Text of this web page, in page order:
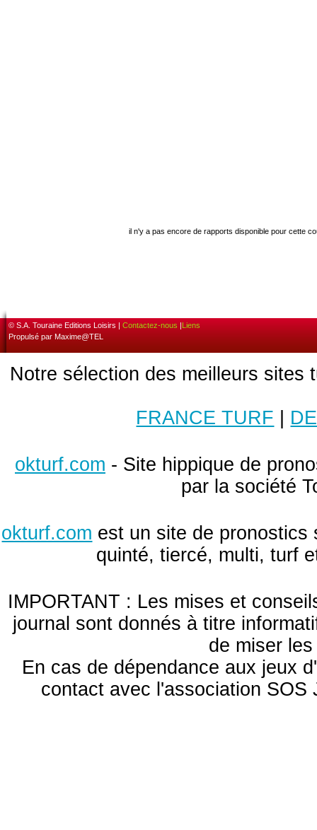
il n'y a pas encore de rapports disponible pour cette
© S.A. Touraine Editions Loisirs | Contactez-nous |Liens
Propulsé par Maxime@TEL
Notre sélection des meilleurs sites
FRANCE TURF
okturf.com - Site hippique de
par la société
okturf.com est un site de pronostics
quinté, tiercé, multi, turf
IMPORTANT : Les mises et
journal sont donnés à titre
de miser
En cas de dépendance aux jeux
contact avec l'association